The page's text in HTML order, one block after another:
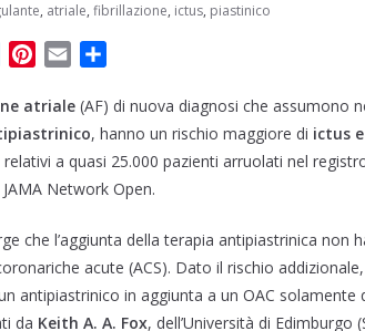
, atriale, fibrillazione, ictus, piastinico
i
t
t
e
n
t
e
r
s
t
a
i
l
n
d
v
d
i
atriale (AF) di nuova diagnosi che assumono
, hanno un rischio maggiore di ictus
relativi a quasi 25.000 pazienti arruolati nel
Network Open.
che l’aggiunta della terapia antipiastrinica non
acute (ACS). Dato il rischio
antipiastrinico in aggiunta a un OAC solamente
da Keith A. A. Fox, dell’Università di Edimburgo